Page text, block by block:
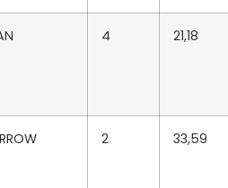
4 21,18
2 33,59